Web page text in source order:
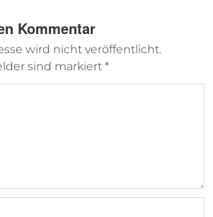
Kommentar
wird nicht veröffentlicht.
sind markiert *